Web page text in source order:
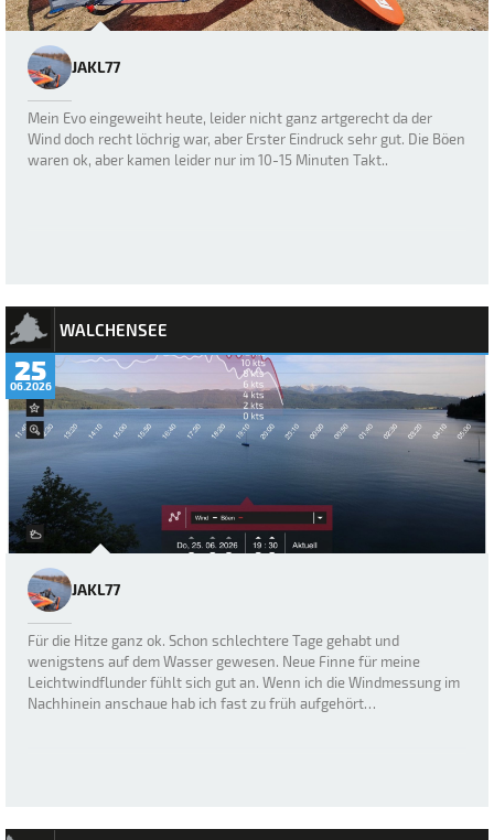
JAKL77
Mein Evo eingeweiht heute, leider nicht ganz artgerecht da der
Wind doch recht löchrig war, aber Erster Eindruck sehr gut. Die Böen
waren ok, aber kamen leider nur im 10-15 Minuten Takt..
WALCHENSEE
25
06.2026
JAKL77
Für die Hitze ganz ok. Schon schlechtere Tage gehabt und
wenigstens auf dem Wasser gewesen. Neue Finne für meine
Leichtwindflunder fühlt sich gut an. Wenn ich die Windmessung im
Nachhinein anschaue hab ich fast zu früh aufgehört…